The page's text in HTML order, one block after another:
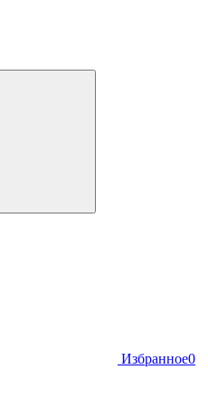
Избранное0